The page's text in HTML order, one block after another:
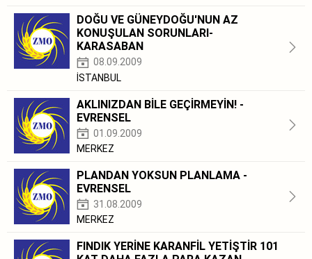
DOĞU VE GÜNEYDOĞU'NUN AZ
KONUŞULAN SORUNLARI-
KARASABAN
08.09.2009
İSTANBUL
AKLINIZDAN BİLE GEÇİRMEYİN! -
EVRENSEL
01.09.2009
MERKEZ
PLANDAN YOKSUN PLANLAMA -
EVRENSEL
31.08.2009
MERKEZ
FINDIK YERİNE KARANFİL YETİŞTİR 101